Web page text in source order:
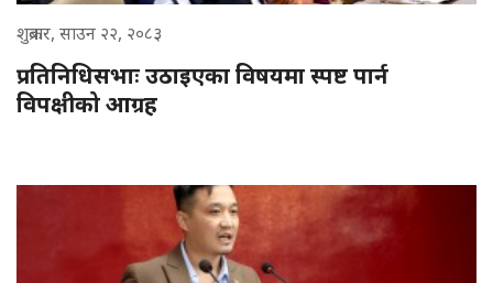
शुक्रबार, साउन २२, २०८३
प्रतिनिधिसभाः उठाइएका विषयमा स्पष्ट पार्न
विपक्षीको आग्रह